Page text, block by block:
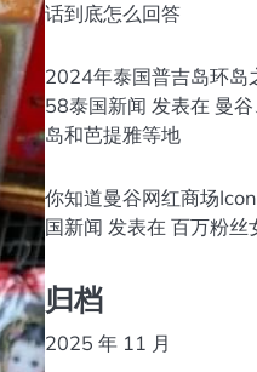
话到底怎么回答
2024年泰国普吉岛环岛
58泰国新闻 发表在 曼
岛和芭提雅等地
你知道曼谷网红商场
国新闻 发表在 百万粉丝
归档
2025 年 11 月